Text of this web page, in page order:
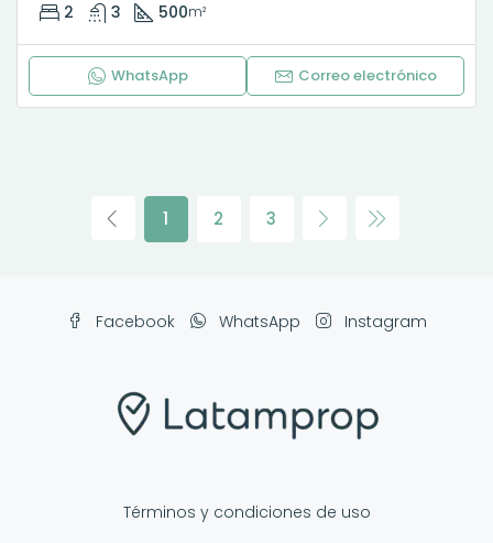
2 3 500m²
WhatsApp Correo electrónico
1 2 3
Facebook WhatsApp Instagram
Términos y condiciones de uso